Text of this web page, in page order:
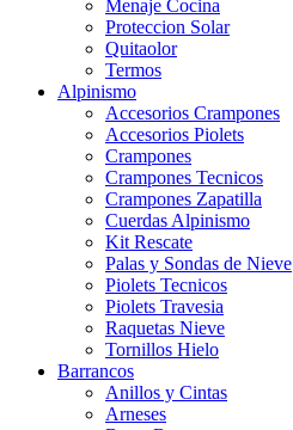
Menaje Cocina
Proteccion Solar
Quitaolor
Termos
Alpinismo
Accesorios Crampones
Accesorios Piolets
Crampones
Crampones Tecnicos
Crampones Zapatilla
Cuerdas Alpinismo
Kit Rescate
Palas y Sondas de Nieve
Piolets Tecnicos
Piolets Travesia
Raquetas Nieve
Tornillos Hielo
Barrancos
Anillos y Cintas
Arneses